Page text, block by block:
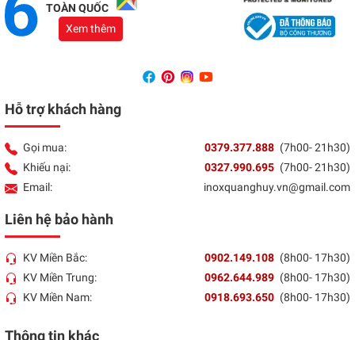
TOÀN QUỐC
Xem thêm
Hỗ trợ khách hàng
Gọi mua: 0379.377.888 (7h00- 21h30)
Khiếu nại:
0327.990.695 (7h00- 21h30)
Email:
inoxquanghuy.vn@gmail.com
Liên hệ bảo hành
KV Miền Bắc: 0902.149.108 (8h00- 17h30)
KV Miền Trung:
0962.644.989 (8h00- 17h30)
KV Miền Nam:
0918.693.650 (8h00- 17h30)
Thông tin khác